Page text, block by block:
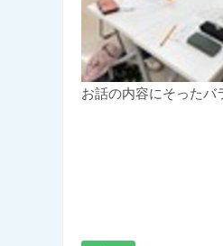
お話の内容にそったバ